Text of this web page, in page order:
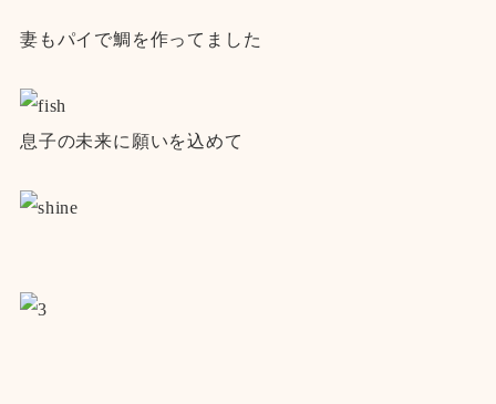
妻もパイで鯛を作ってました
息子の未来に願いを込めて